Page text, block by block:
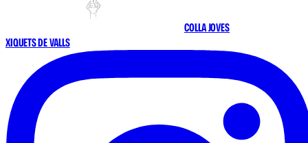
COLLA JOVES
XIQUETS DE VALLS